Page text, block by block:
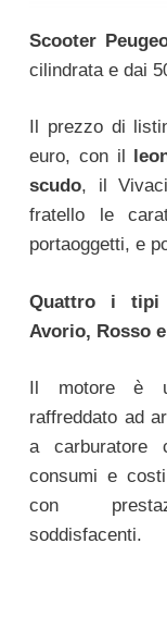
Scooter
cilindrata e dai
Il prezzo di
euro, con il
scudo, il
fratello le
portaoggetti, e
Quattro i tipi
Avorio, Rosso
Il motore è
raffreddato ad
a carburatore
consumi e
con
soddisfacenti.